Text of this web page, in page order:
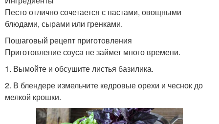
Песто отлично сочетается с пастами, овощными
блюдами, сырами или гренками.
Пошаговый рецепт приготовления
Приготовление соуса не займет много времени.
1. Вымойте и обсушите листья базилика.
2. В блендере измельчите кедровые орехи и чеснок до
мелкой крошки.